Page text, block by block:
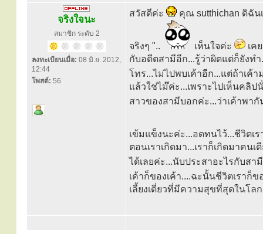
จริงใจนะ
สมาชิก ระดับ 2
ลงทะเบียนเมื่อ: 08 มิ.ย. 2012,
12:44
โพสต์: 56
สวัสดีค่ะ คุณ sutthichan ดิฉั
จริงๆ ".. เห็นใจค่ะ
เค
กับอดีตสามีอีก...รู้ว่าผิดแต่ก็ยังท
โทร...ไม่ไปพบเค้าอีก...แต่ถ้าเ
แล้วใช่ไม๊ค่ะ...เพราะไปเห็นคลิป
สาวของสามีบอกค่ะ...ว่าเค้าพา
เข้มแข็งนะค่ะ...อดทนไว้...ชีวิตเ
ตอนเราเกิดมา...เราก็เกิดมาคน
ได้เลยค่ะ...นับประสาอะไรกับส
เค้าก็ของเค้า....ฉะนั้นชีวิตเราก็ข
เลี้ยงเดี่ยวที่มีความสุขที่สุดในโล